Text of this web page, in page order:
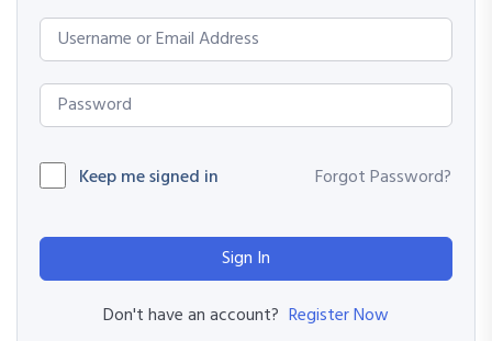
Keep me signed in Forgot Password?
Sign In
Don't have an account? Register Now